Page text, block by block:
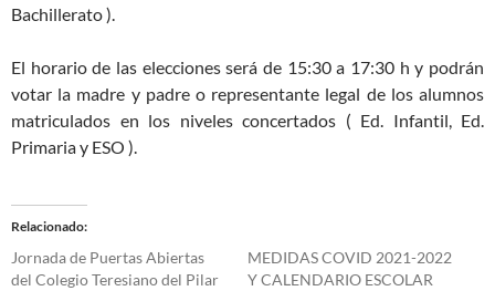
Bachillerato ).
El horario de las elecciones será de 15:30 a 17:30 h y podrán
votar la madre y padre o representante legal de los alumnos
matriculados en los niveles concertados ( Ed. Infantil, Ed.
Primaria y ESO ).
Relacionado
Jornada de Puertas Abiertas
del Colegio Teresiano del Pilar
MEDIDAS COVID 2021-2022
Y CALENDARIO ESCOLAR